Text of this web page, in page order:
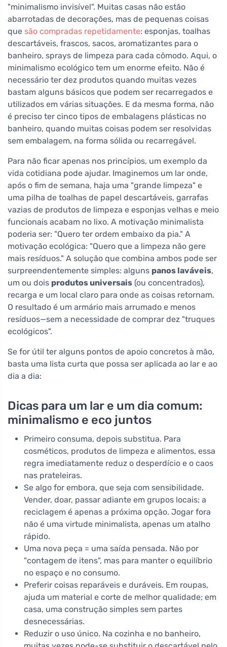
"minimalismo invisível". Muitas casas não estão
abarrotadas de decorações, mas de pequenas coisas
que são compradas repetidamente: esponjas, toalhas
descartáveis, frascos, sacos, aromatizantes para o
banheiro, sprays de limpeza para cada cômodo. Aqui, o
minimalismo ecológico tem um enorme efeito. Não é
necessário ter dez produtos quando muitas vezes
bastam alguns básicos que podem ser recarregados e
utilizados em várias situações. E da mesma forma, não
é preciso ter cinco tipos de embalagens plásticas no
banheiro, quando muitas coisas podem ser resolvidas
sem embalagem, na forma sólida ou recarregável.
Para não ficar apenas nos princípios, um exemplo da
vida cotidiana pode ajudar. Imaginemos um lar onde,
após o fim de semana, haja uma "grande limpeza" e
uma pilha de toalhas de papel descartáveis, garrafas
vazias de produtos de limpeza e esponjas velhas e meio
funcionais acabam no lixo. A motivação minimalista
poderia ser: "Quero ter ordem embaixo da pia." A
motivação ecológica: "Quero que a limpeza não gere
mais resíduos." A solução que combina ambos pode ser
surpreendentemente simples: alguns panos laváveis,
um ou dois produtos universais (ou concentrados),
recarga e um local claro para onde as coisas retornam.
O resultado é um armário mais arrumado e menos
resíduos—sem a necessidade de comprar dez "truques
ecológicos".
Se for útil ter alguns pontos de apoio concretos à mão,
basta uma lista curta que possa ser aplicada ao lar e ao
dia a dia:
Dicas para um lar e um dia comum:
minimalismo e eco juntos
Primeiro consuma, depois substitua. Para
cosméticos, produtos de limpeza e alimentos, essa
regra imediatamente reduz o desperdício e o caos
nas prateleiras.
Se algo for embora, que seja com sensibilidade.
Vender, doar, passar adiante em grupos locais; a
reciclagem é apenas a próxima opção. Jogar fora
não é uma virtude minimalista, apenas um atalho
rápido.
Uma nova peça = uma saída pensada. Não por
"contagem de itens", mas para manter o equilíbrio
no espaço e no consumo.
Preferir coisas reparáveis e duráveis. Em roupas,
ajuda um material e corte de melhor qualidade; em
casa, uma construção simples sem partes
desnecessárias.
Reduzir o uso único. Na cozinha e no banheiro,